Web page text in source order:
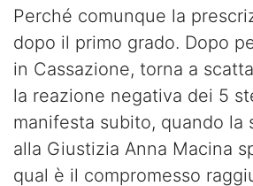
Perché comunque la
dopo il primo grado. Dopo
in Cassazione, torna a
la reazione negativa dei 5
manifesta subito, quando la
alla Giustizia Anna Macina
qual è il compromesso